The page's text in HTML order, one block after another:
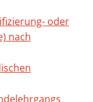
oder
nach